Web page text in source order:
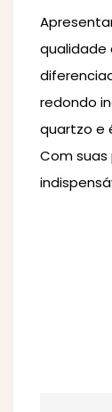
qualidade
redondo
quartzo e
Com